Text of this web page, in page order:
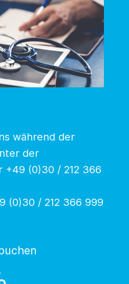
während der
der
+49 (0)30 / 212 366
(0)30 / 212 366 999